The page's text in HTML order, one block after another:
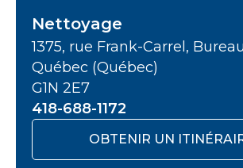
Nettoyage
1375, rue Frank-Carrel,
Québec (Québec)
G1N 2E7
418-688-1172
OBTENIR UN